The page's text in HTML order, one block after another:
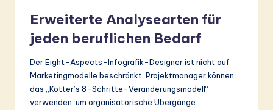
Erweiterte Analysearten für
jeden beruflichen Bedarf
Der Eight-Aspects-Infografik-Designer ist nicht auf
Marketingmodelle beschränkt. Projektmanager können
das „Kotter’s 8-Schritte-Veränderungsmodell“
verwenden, um organisatorische Übergänge